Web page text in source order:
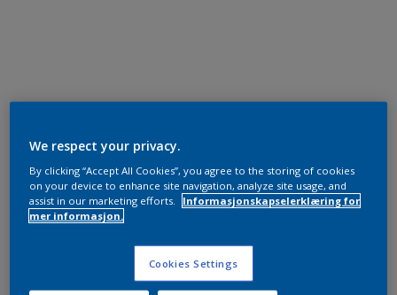
We respect your privacy.
By clicking “Accept All Cookies”, you agree to the storing of cookies
on your device to enhance site navigation, analyze site usage, and
assist in our marketing efforts.
Informasjonskapselerklæring for
mer informasjon.
Cookies Settings